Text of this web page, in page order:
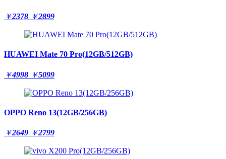
￥2378 ￥2899
HUAWEI Mate 70 Pro(12GB/512GB)
￥4998 ￥5099
OPPO Reno 13(12GB/256GB)
￥2649 ￥2799